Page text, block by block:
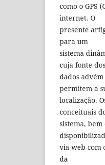
como o GPS
internet. O
presente
para um
sistema
cuja fonte dos
dados
permitem a
localização.
conceituais
sistema, bem
via web com
da